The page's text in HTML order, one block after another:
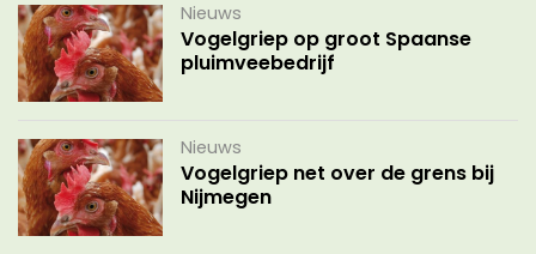
Nieuws
Vogelgriep op groot Spaanse
pluimveebedrijf
Nieuws
Vogelgriep net over de grens bij
Nijmegen